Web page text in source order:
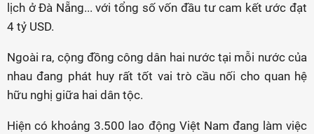
lịch ở Đà Nẵng... với tổng số vốn đầu tư cam kết ước đạt
4 tỷ USD.
Ngoài ra, cộng đồng công dân hai nước tại mỗi nước của
nhau đang phát huy rất tốt vai trò cầu nối cho quan hệ
hữu nghị giữa hai dân tộc.
Hiện có khoảng 3.500 lao động Việt Nam đang làm việc